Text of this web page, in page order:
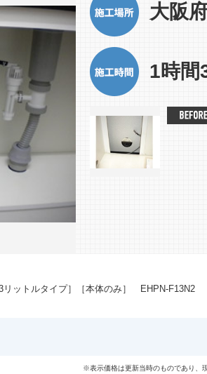
大阪
1時間
リットルタイプ］［本体のみ］ EHPN-F13N2
※表示価格は更新当時のものであり、